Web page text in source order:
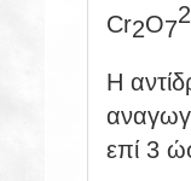
Cr2O7
Η
επί 3